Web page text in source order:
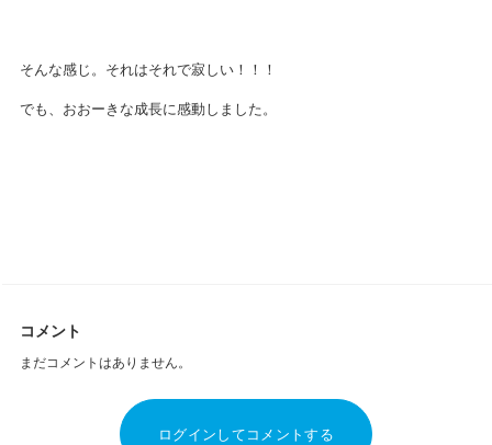
そんな感じ。それはそれで寂しい！！！
でも、おおーきな成長に感動しました。
コメント
まだコメントはありません。
ログインしてコメントする